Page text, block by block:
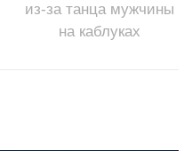
из-за танца мужчины
на каблуках